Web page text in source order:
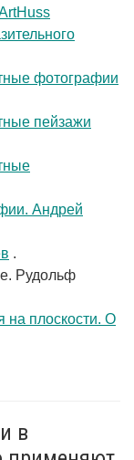
фотографии
пейзажи
Андрей
.
Рудольф
на плоскости. О
в